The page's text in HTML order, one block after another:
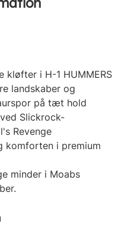
kløfter i H-1 HUMMERS
landskaber og
på tæt hold
Slickrock-
Revenge
komforten i premium
minder i Moabs